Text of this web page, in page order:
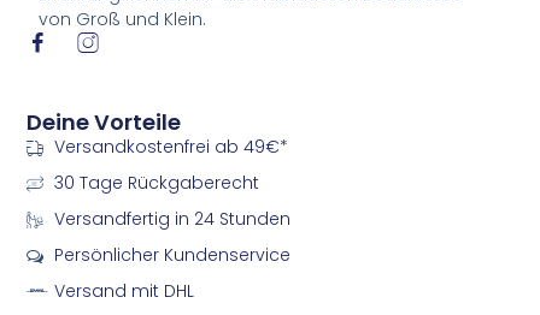
von Groß und Klein.
I
-
f
a
c
e
b
o
k
I
-
i
n
s
t
g
a
Deine Vorteile
Versandkostenfrei ab 49€*
30 Tage Rückgaberecht
Versandfertig in 24 Stunden
Persönlicher Kundenservice
Versand mit DHL